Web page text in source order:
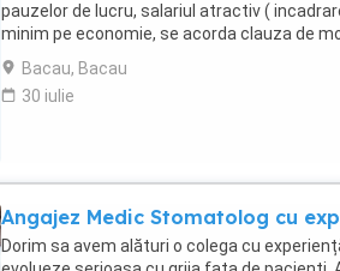
pauzelor de lucru, salariul atractiv (
minim pe economie, se acorda clauza de
auto trebuie sa fie posesor ...
Bacau, Bacau
30 iulie
Angajez Medic Stomatolog cu
Dorim sa avem alături o colega cu